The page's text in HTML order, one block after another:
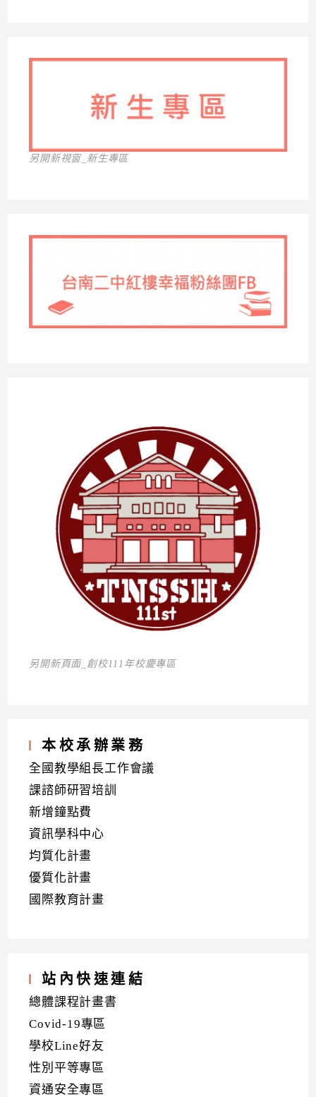
另開新視窗_新生專區
另開新頁面_創校111年校慶專區
本校承辦業務
全國教學組長工作會議
課諮師研習培訓
新增鐘點費
資訊學科中心
均質化計畫
優質化計畫
國際教育計畫
站內快速連結
總體課程計畫書
Covid-19專區
學校Line好友
性別平等專區
資通安全專區